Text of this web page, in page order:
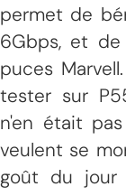
permet de
6Gbps, et
puces
tester sur
n'en était
veulent se
goût du jour